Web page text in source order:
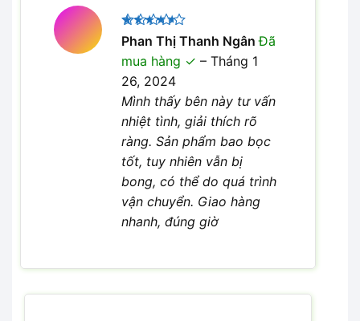
Được
xếp hạng
45 sao
Phan Thị Thanh NgânĐã
mua hàng
– Tháng 1
26, 2024
Mình thấy bên này tư vấn
nhiệt tình, giải thích rõ
ràng. Sản phẩm bao bọc
tốt, tuy nhiên vẫn bị
bong, có thể do quá trình
vận chuyển. Giao hàng
nhanh, đúng giờ